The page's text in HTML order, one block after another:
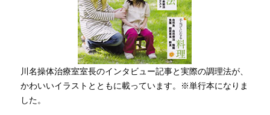
川名操体治療室室長のインタビュー記事と実際の調理法が、
かわいいイラストとともに載っています。※単行本になりま
した。